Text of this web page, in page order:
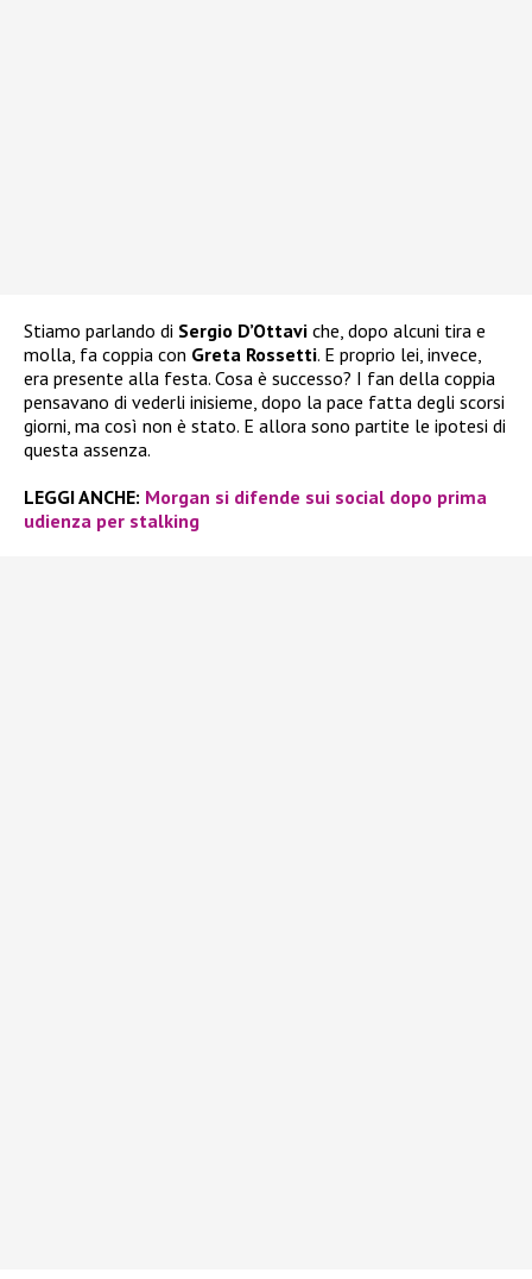
Stiamo parlando di Sergio D’Ottavi che, dopo alcuni tira e
molla, fa coppia con Greta Rossetti. E proprio lei, invece,
era presente alla festa. Cosa è successo? I fan della coppia
pensavano di vederli inisieme, dopo la pace fatta degli scorsi
giorni, ma così non è stato. E allora sono partite le ipotesi di
questa assenza.
LEGGI ANCHE: Morgan si difende sui social dopo prima
udienza per stalking